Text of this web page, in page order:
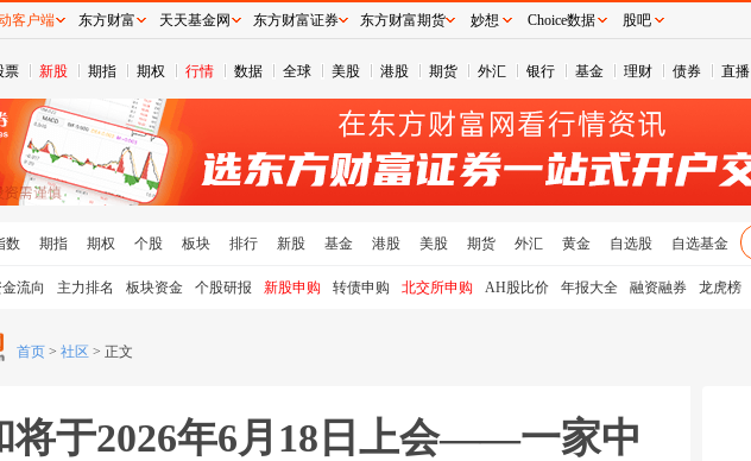
票 新股 期指 期权 行情 数据 全球 美股 港股 期货 外汇 银行 基金 理财 债券 直播
数 期指 期权 个股 板块 排行 新股 基金 港股 美股 期货 外汇 黄金 自选股 自选基金
金流向 主力排名 板块资金 个股研报 新股申购 转债申购 北交所申购 AH股比价 年报大全 融资融券 龙虎榜
首页 > 社区 > 正文
将于2026年6月18日上会——一家中
客户端 东方财富 天天基金网 东方财富证券 东方财富期货 妙想 Choice数据 股吧